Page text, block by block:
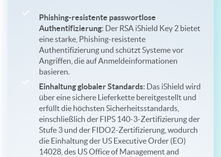
Phishing-resistente passwortlose
Authentifizierung: Der RSA iShield Key 2 bietet
eine starke, Phishing-resistente
Authentifizierung und schützt Systeme vor
Angriffen, die auf Anmeldeinformationen
basieren.
Einhaltung globaler Standards: Das iShield wird
über eine sichere Lieferkette bereitgestellt und
erfüllt die höchsten Sicherheitsstandards,
einschließlich der FIPS 140-3-Zertifizierung der
Stufe 3 und der FIDO2-Zertifizierung, wodurch
die Einhaltung der US Executive Order (EO)
14028, des US Office of Management and